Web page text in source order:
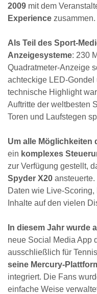
2009 mit dem
Experience zusammen.
Als Teil des Sport-
Anzeigesysteme: 230
Quadratmeter-Anzeige
achteckige LED-
technische Highlight
Auftritte der weltbesten
Toren und Laufstegen
Um alle Möglichkeiten
ein komplexes
zur Verfügung gestellt,
Spyder X20
Daten wie Live-
Inhalte auf den vielen
In diesem Jahr wurde
neue Social Media App
ausschließlich für
seine Mercury-
integriert. Die Fans
einfache Weise